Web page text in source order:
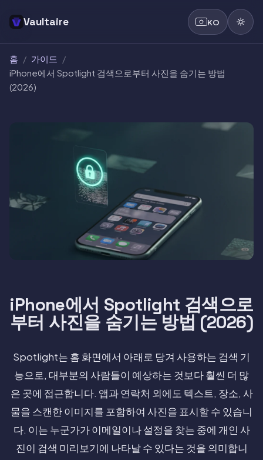
Vaultaire KO
홈 / 가이드
/
iPhone에서 Spotlight 검색으로부터 사진을 숨기는 방법
(2026)
iPhone에서 Spotlight 검색으로
부터 사진을 숨기는 방법 (2026)
Spotlight는 홈 화면에서 아래로 당겨 사용하는 검색 기
능으로, 대부분의 사람들이 예상하는 것보다 훨씬 더 많
은 곳에 접근합니다. 앱과 연락처 외에도 텍스트, 장소, 사
물을 스캔한 이미지를 포함하여 사진을 표시할 수 있습니
다. 이는 누군가가 이메일이나 설정을 찾는 중에 개인 사
진이 검색 미리보기에 나타날 수 있다는 것을 의미합니